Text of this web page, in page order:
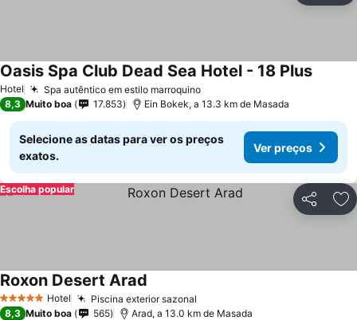
Hotel Spa autêntico em estilo marroquinoVer preços
Oasis Spa Club Dead Sea Hotel - 18 PlusVer
8,3 Muito boa 17.853 Ein Bokek, a 13.3 km de Masada
Selecione as datas para ver os preços
exatos.
Ver preços
Partilhar
Escolha popular
5 Estrelas Hotel Piscina exterior sazonal
Roxon Desert Arad
8,3 Muito boa 565 Arad, a 13.0 km de Masada